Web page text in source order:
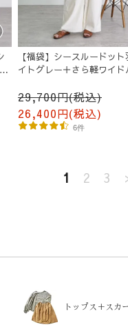
【福袋】シースルードッ
イトグレー＋さら軽ワイ
29,700円(税込)
26,400円(税込)
6件
1 2 3
トップス＋スカ